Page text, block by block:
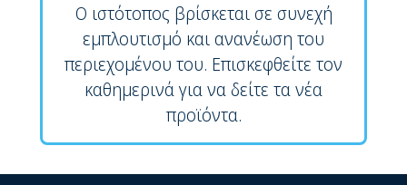
Ο ιστότοπος βρίσκεται σε συνεχή
εμπλουτισμό και ανανέωση του
περιεχομένου του. Επισκεφθείτε τον
καθημερινά για να δείτε τα νέα
προϊόντα.